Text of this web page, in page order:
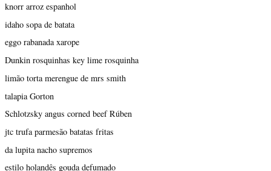
knorr arroz espanhol
idaho sopa de batata
eggo rabanada xarope
Dunkin rosquinhas key lime rosquinha
limão torta merengue de mrs smith
talapia Gorton
Schlotzsky angus corned beef Rúben
jtc trufa parmesão batatas fritas
da lupita nacho supremos
estilo holandês gouda defumado